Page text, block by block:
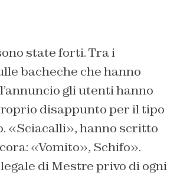
state forti. Tra i
bacheche che hanno
gli utenti hanno
disappunto per il tipo
«Sciacalli», hanno scritto
«Vomito», Schifo».
di Mestre privo di ogni